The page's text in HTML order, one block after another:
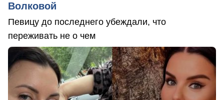
Волковой
Певицу до последнего убеждали, что
переживать не о чем